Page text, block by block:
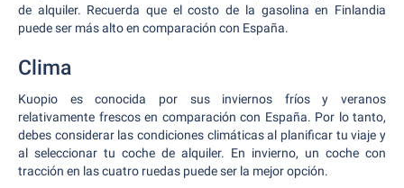
de alquiler. Recuerda que el costo de la gasolina en Finlandia
puede ser más alto en comparación con España.
Clima
Kuopio es conocida por sus inviernos fríos y veranos
relativamente frescos en comparación con España. Por lo tanto,
debes considerar las condiciones climáticas al planificar tu viaje y
al seleccionar tu coche de alquiler. En invierno, un coche con
tracción en las cuatro ruedas puede ser la mejor opción.